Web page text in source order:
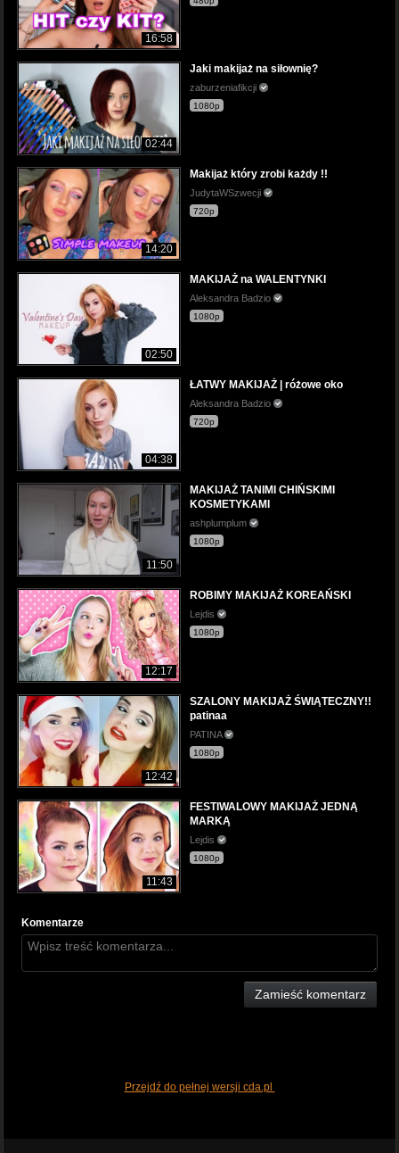
16:58
02:44
Jaki makijaż na siłownię?
zaburzeniafikcji
1080p
14:20
Makijaż który zrobi każdy !!
JudytaWSzwecji
720p
02:50
MAKIJAŻ na WALENTYNKI
Aleksandra Badzio
1080p
04:38
ŁATWY MAKIJAŻ | różowe oko
Aleksandra Badzio
720p
11:50
MAKIJAŻ TANIMI CHIŃSKIMI
KOSMETYKAMI
ashplumplum
1080p
12:17
ROBIMY MAKIJAŻ KOREAŃSKI
Lejdis
1080p
12:42
SZALONY MAKIJAŻ ŚWIĄTECZNY!!
patinaa
PATINA
1080p
11:43
FESTIWALOWY MAKIJAŻ JEDNĄ
MARKĄ
Lejdis
1080p
Komentarze
Zamieść komentarz
Przejdź do pełnej wersji cda.pl